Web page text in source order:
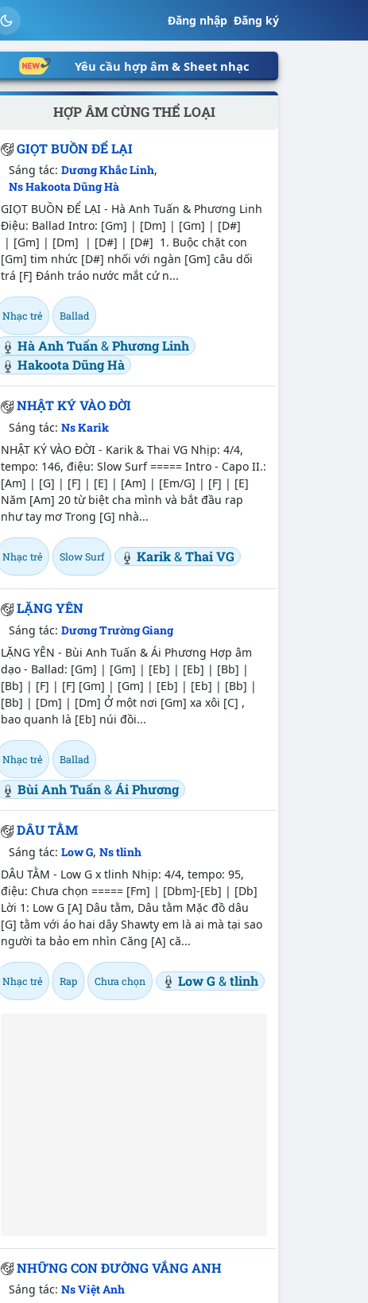
Đăng nhập|Đăng ký
Yêu cầu hợp âm & Sheet nhạc
HỢP ÂM CÙNG THỂ LOẠI
GIỌT BUỒN ĐỂ LẠI
Sáng tác:Dương Khắc Linh,
Ns Hakoota Dũng Hà
GIỌT BUỒN ĐỂ LẠI - Hà Anh Tuấn & Phương Linh
Điệu: Ballad Intro: [Gm] | [Dm] | [Gm] | [D#]
| [Gm] | [Dm] | [D#] | [D#] 1. Buộc chặt con
[Gm] tim nhức [D#] nhối với ngàn [Gm] câu dối
trá [F] Đánh tráo nước mắt cứ n...
Nhạc trẻ Ballad
Hà Anh Tuấn&Phương Linh
Hakoota Dũng Hà
NHẬT KÝ VÀO ĐỜI
Sáng tác:Ns Karik
NHẬT KÝ VÀO ĐỜI - Karik & Thai VG Nhịp: 4/4,
tempo: 146, điệu: Slow Surf ===== Intro - Capo II.:
[Am] | [G] | [F] | [E] | [Am] | [Em/G] | [F] | [E]
Năm [Am] 20 từ biệt cha mình và bắt đầu rap
như tay mơ Trong [G] nhà...
Nhạc trẻ Slow Surf Karik&Thai VG
LẶNG YÊN
Sáng tác:Dương Trường Giang
LẶNG YÊN - Bùi Anh Tuấn & Ái Phương Hợp âm
dạo - Ballad: [Gm] | [Gm] | [Eb] | [Eb] | [Bb] |
[Bb] | [F] | [F] [Gm] | [Gm] | [Eb] | [Eb] | [Bb] |
[Bb] | [Dm] | [Dm] Ở một nơi [Gm] xa xôi [C] ,
bao quanh là [Eb] núi đồi...
Nhạc trẻ Ballad
Bùi Anh Tuấn&Ái Phương
DÂU TẰM
Sáng tác:Low G,Ns tlinh
DÂU TẰM - Low G x tlinh Nhịp: 4/4, tempo: 95,
điệu: Chưa chọn ===== [Fm] | [Dbm]-[Eb] | [Db]
Lời 1: Low G [A] Dâu tằm, Dâu tằm Mặc đồ dâu
[G] tằm với áo hai dây Shawty em là ai mà tại sao
người ta bảo em nhìn Căng [A] că...
Nhạc trẻ Rap Chưa chọn Low G &tlinh
NHỮNG CON ĐƯỜNG VẮNG ANH
Sáng tác:Ns Việt Anh